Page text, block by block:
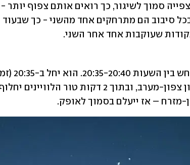
שעוקבות אחד אחר השני.
מזרח – אז ייעלם בסמוך לאופק.